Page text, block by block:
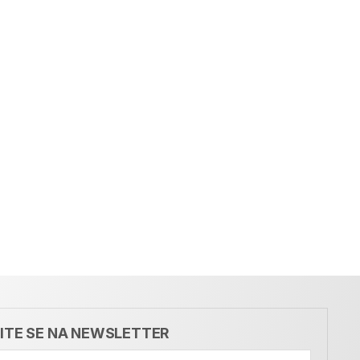
SE NA NEWSLETTER